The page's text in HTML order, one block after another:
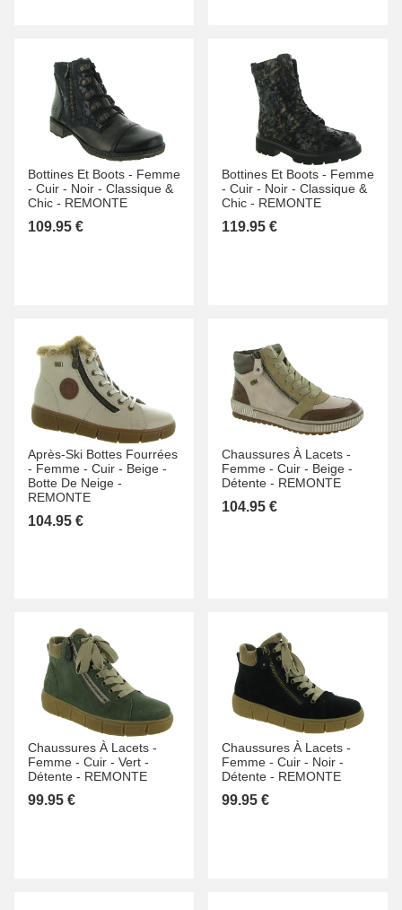
Bottines Et Boots - Femme
- Cuir - Noir - Classique &
Chic - REMONTE
109.95 €
Bottines Et Boots - Femme
- Cuir - Noir - Classique &
Chic - REMONTE
119.95 €
Après-Ski Bottes Fourrées
- Femme - Cuir - Beige -
Botte De Neige -
REMONTE
104.95 €
Chaussures À Lacets -
Femme - Cuir - Beige -
Détente - REMONTE
104.95 €
Chaussures À Lacets -
Femme - Cuir - Vert -
Détente - REMONTE
99.95 €
Chaussures À Lacets -
Femme - Cuir - Noir -
Détente - REMONTE
99.95 €